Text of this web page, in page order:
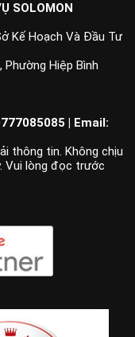
SOLOMON
Kế Hoạch Và Đầu Tư
Phường Hiệp Bình
| Email:
thông tin. Không chịu
Vui lòng đọc trước